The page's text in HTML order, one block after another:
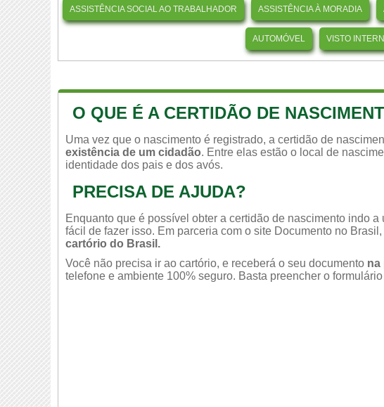
ASSISTÊNCIA SOCIAL AO TRABALHADOR ASSISTÊNCIA À MORADIA
AUTOMÓVEL VISTO
O QUE É A CERTIDÃO DE
Uma vez que o nascimento é registrado, a certidão de
existência de um cidadão. Entre elas estão o local de
identidade dos pais e dos avós.
PRECISA DE AJUDA?
Enquanto que é possível obter a certidão de nascimento indo
fácil de fazer isso. Em parceria com o site Documento no Brasil,
cartório do Brasil.
Você não precisa ir ao cartório, e receberá o seu documento na
telefone e ambiente 100% seguro. Basta preencher o